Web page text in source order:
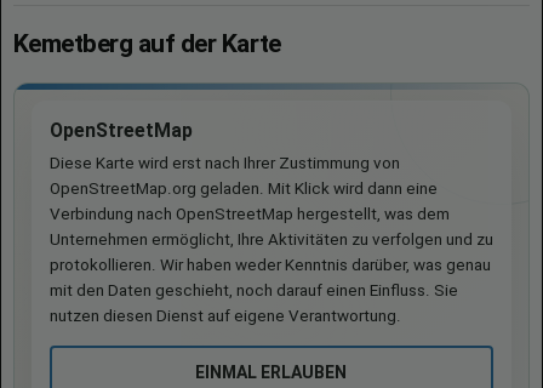
Kemetberg auf der Karte
OpenStreetMap
Diese Karte wird erst nach Ihrer Zustimmung von
OpenStreetMap.org geladen. Mit Klick wird dann eine
Verbindung nach OpenStreetMap hergestellt, was dem
Unternehmen ermöglicht, Ihre Aktivitäten zu verfolgen und zu
protokollieren. Wir haben weder Kenntnis darüber, was genau
mit den Daten geschieht, noch darauf einen Einfluss. Sie
nutzen diesen Dienst auf eigene Verantwortung.
EINMAL ERLAUBEN